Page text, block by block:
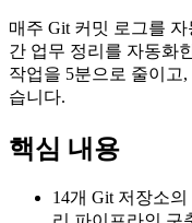
매주 Git 커밋 로그를 자
간 업무 정리를 자동화
작업을 5분으로 줄이고
습니다.
핵심 내용
14개 Git 저장소